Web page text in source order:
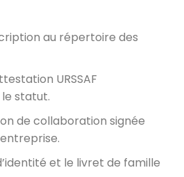
au répertoire des
URSSAF
statut.
de collaboration signée
et le livret de famille